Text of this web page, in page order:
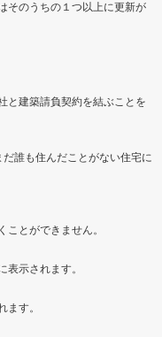
そのうちの１つ以上に更新が
と建築請負契約を結ぶことを
誰も住んだことがない住宅に
とができません。
示されます。
す。